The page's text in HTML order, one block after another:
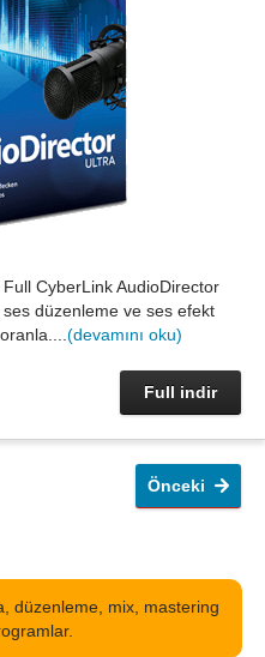
CyberLink AudioDirector
düzenleme ve ses efekt
(devamını oku)
Full indir
Önceki
düzenleme, mix, mastering